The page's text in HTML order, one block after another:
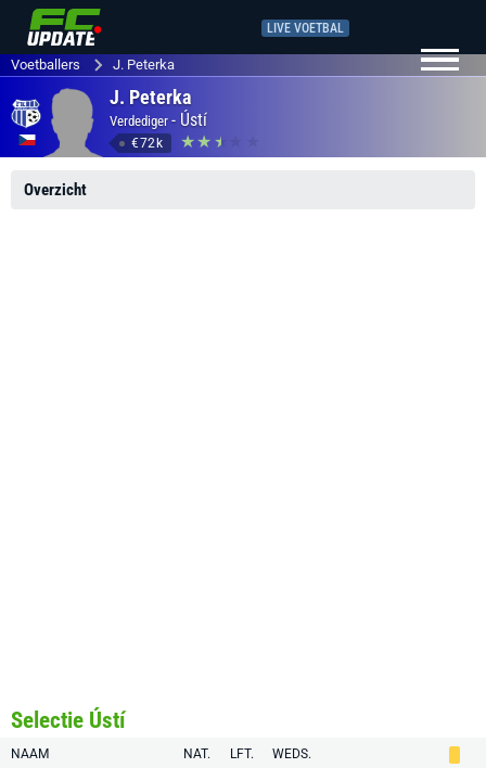
LIVE VOETBAL
Voetballers J. Peterka
J. Peterka
Verdediger - Ústí
€72k
Overzicht
Selectie Ústí
NAAM NAT. LFT. WEDS.